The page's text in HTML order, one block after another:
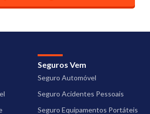
Seguros Vem
Seguro Automóvel
Seguro Acidentes Pessoais
Seguro Equipamentos Portáteis